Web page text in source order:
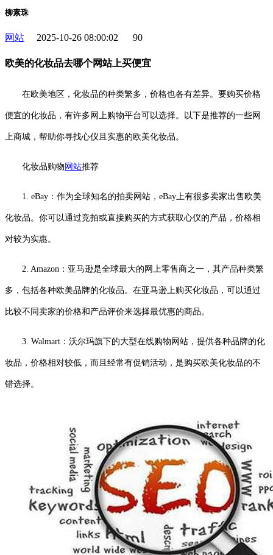
柳素珠
网站 2025-10-26 08:00:02 90
欧美的化妆品去哪个网站上买便宜
在欧美地区，化妆品的种类繁多，价格也各有差异。要购买价格
便宜的化妆品，有许多网上购物平台可以选择。以下是推荐的一些网
上商城，帮助你寻找心仪且实惠的欧美化妆品。
化妆品购物 网站推荐
1. eBay：作为全球知名的拍卖网站，eBay上有很多卖家出售欧美
化妆品。你可以通过竞拍或直接购买的方式获取心仪的产品，价格相
对较为实惠。
2. Amazon：亚马逊是全球最大的网上零售商之一，其产品种类繁
多，包括各种欧美品牌的化妆品。在亚马逊上购买化妆品，可以通过
比较不同卖家的价格和产品评价来选择最优惠的商品。
3. Walmart：沃尔玛旗下的大型在线购物网站，提供各种品牌的化
妆品，价格相对较低，而且经常有促销活动，是购买欧美化妆品的不
错选择。